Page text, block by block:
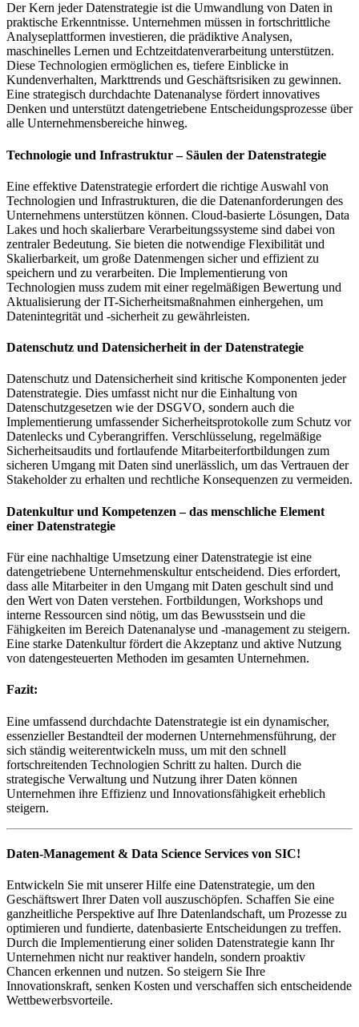
Der Kern jeder Datenstrategie ist die Umwandlung von Daten in
praktische Erkenntnisse. Unternehmen müssen in fortschrittliche
Analyseplattformen investieren, die prädiktive Analysen,
maschinelles Lernen und Echtzeitdatenverarbeitung unterstützen.
Diese Technologien ermöglichen es, tiefere Einblicke in
Kundenverhalten, Markttrends und Geschäftsrisiken zu gewinnen.
Eine strategisch durchdachte Datenanalyse fördert innovatives
Denken und unterstützt datengetriebene Entscheidungsprozesse über
alle Unternehmensbereiche hinweg.
Technologie und Infrastruktur – Säulen der Datenstrategie
Eine effektive Datenstrategie erfordert die richtige Auswahl von
Technologien und Infrastrukturen, die die Datenanforderungen des
Unternehmens unterstützen können. Cloud-basierte Lösungen, Data
Lakes und hoch skalierbare Verarbeitungssysteme sind dabei von
zentraler Bedeutung. Sie bieten die notwendige Flexibilität und
Skalierbarkeit, um große Datenmengen sicher und effizient zu
speichern und zu verarbeiten. Die Implementierung von
Technologien muss zudem mit einer regelmäßigen Bewertung und
Aktualisierung der IT-Sicherheitsmaßnahmen einhergehen, um
Datenintegrität und -sicherheit zu gewährleisten.
Datenschutz und Datensicherheit in der Datenstrategie
Datenschutz und Datensicherheit sind kritische Komponenten jeder
Datenstrategie. Dies umfasst nicht nur die Einhaltung von
Datenschutzgesetzen wie der DSGVO, sondern auch die
Implementierung umfassender Sicherheitsprotokolle zum Schutz vor
Datenlecks und Cyberangriffen. Verschlüsselung, regelmäßige
Sicherheitsaudits und fortlaufende Mitarbeiterfortbildungen zum
sicheren Umgang mit Daten sind unerlässlich, um das Vertrauen der
Stakeholder zu erhalten und rechtliche Konsequenzen zu vermeiden.
Datenkultur und Kompetenzen – das menschliche Element
einer Datenstrategie
Für eine nachhaltige Umsetzung einer Datenstrategie ist eine
datengetriebene Unternehmenskultur entscheidend. Dies erfordert,
dass alle Mitarbeiter in den Umgang mit Daten geschult sind und
den Wert von Daten verstehen. Fortbildungen, Workshops und
interne Ressourcen sind nötig, um das Bewusstsein und die
Fähigkeiten im Bereich Datenanalyse und -management zu steigern.
Eine starke Datenkultur fördert die Akzeptanz und aktive Nutzung
von datengesteuerten Methoden im gesamten Unternehmen.
Fazit:
Eine umfassend durchdachte Datenstrategie ist ein dynamischer,
essenzieller Bestandteil der modernen Unternehmensführung, der
sich ständig weiterentwickeln muss, um mit den schnell
fortschreitenden Technologien Schritt zu halten. Durch die
strategische Verwaltung und Nutzung ihrer Daten können
Unternehmen ihre Effizienz und Innovationsfähigkeit erheblich
steigern.
Daten-Management & Data Science Services von SIC!
Entwickeln Sie mit unserer Hilfe eine Datenstrategie, um den
Geschäftswert Ihrer Daten voll auszuschöpfen. Schaffen Sie eine
ganzheitliche Perspektive auf Ihre Datenlandschaft, um Prozesse zu
optimieren und fundierte, datenbasierte Entscheidungen zu treffen.
Durch die Implementierung einer soliden Datenstrategie kann Ihr
Unternehmen nicht nur reaktiver handeln, sondern proaktiv
Chancen erkennen und nutzen. So steigern Sie Ihre
Innovationskraft, senken Kosten und verschaffen sich entscheidende
Wettbewerbsvorteile.